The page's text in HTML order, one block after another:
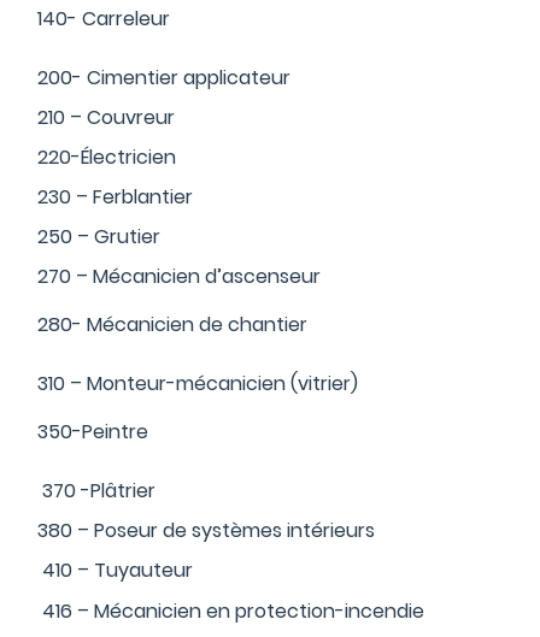
140- Carreleur
200- Cimentier applicateur
210 – Couvreur
220-Électricien
230 – Ferblantier
250 – Grutier
270 – Mécanicien d’ascenseur
280- Mécanicien de chantier
310 – Monteur-mécanicien (vitrier)
350-Peintre
370 -Plâtrier
380 – Poseur de systèmes intérieurs
410 – Tuyauteur
416 – Mécanicien en protection-incendie